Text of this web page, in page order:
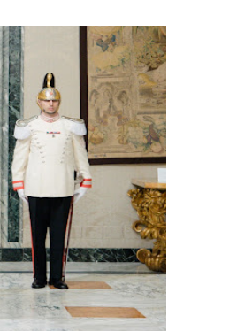
el agua mediante Jornada de
y 46 millones de
segunda subasta pública del
de Desarrollo de la
Presidencia de la Suprema
de ineficiente la gestión
la oportunidad histórica de